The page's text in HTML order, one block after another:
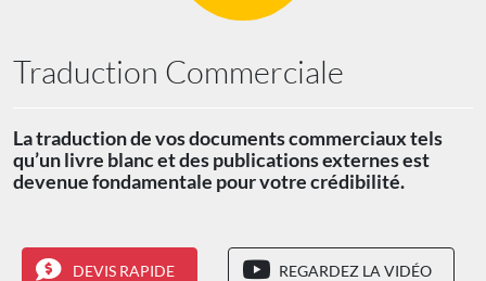
Traduction Commerciale
La traduction de vos documents commerciaux tels
qu’un livre blanc et des publications externes est
devenue fondamentale pour votre crédibilité.
DEVIS RAPIDE REGARDEZ LA VIDÉO